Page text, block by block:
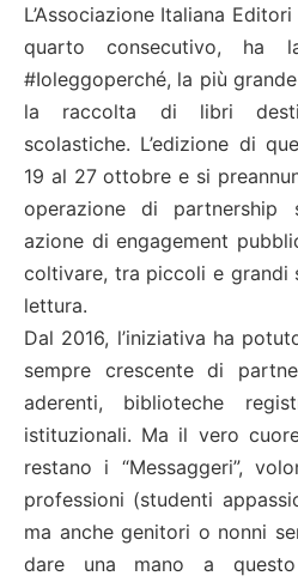
L’Associazione Italiana
quarto consecutivo, ha
#Ioleggoperché, la più
la raccolta di libri
scolastiche. L’edizione di
19 al 27 ottobre e si
operazione di
azione di engagement
coltivare, tra piccoli e grandi
lettura.
Dal 2016, l’iniziativa ha
sempre crescente di
aderenti, biblioteche
istituzionali. Ma il vero
restano i “Messaggeri”,
professioni (studenti
ma anche genitori o nonni
dare una mano a